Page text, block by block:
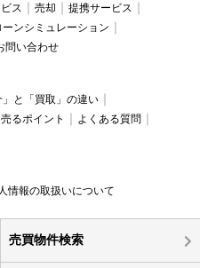
ス 売却
提携サービス
ーンシミュレーション
問い合わせ
」と「買取」の違い
るポイント
よくある質問
情報の取扱いについて
売買物件検索